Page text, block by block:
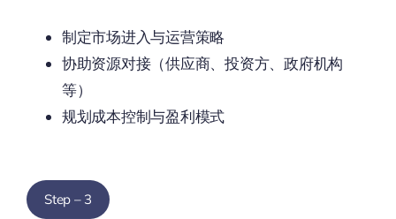
制定市场进入与运营策略
协助资源对接（供应商、投资方、政府机构
等）
规划成本控制与盈利模式
Step – 3